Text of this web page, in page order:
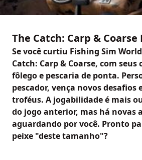
The Catch: Carp & Coarse
Se você curtiu Fishing Sim
Catch: Carp & Coarse, com
fôlego e pescaria de ponta.
pescador, vença novos desafios
troféus. A jogabilidade é mais
do jogo anterior, mas há novas
aguardando por você. Pronto
peixe "deste tamanho"?